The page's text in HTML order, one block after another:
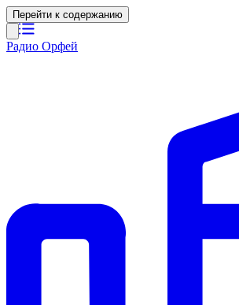
Перейти к содержанию
Радио Орфей